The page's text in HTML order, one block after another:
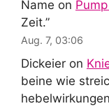
Name on
Zeit.”
Aug. 7, 03:06
Dickeier on
beine wie